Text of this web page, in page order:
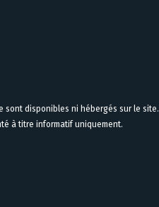
sont disponibles ni hébergés sur le site.
à titre informatif uniquement.